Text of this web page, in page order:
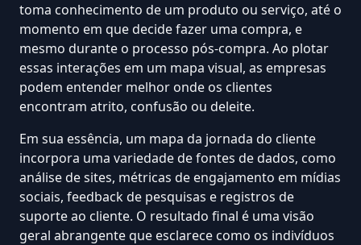
toma conhecimento de um produto ou serviço, até o
momento em que decide fazer uma compra, e
mesmo durante o processo pós-compra. Ao plotar
essas interações em um mapa visual, as empresas
podem entender melhor onde os clientes
encontram atrito, confusão ou deleite.
Em sua essência, um mapa da jornada do cliente
incorpora uma variedade de fontes de dados, como
análise de sites, métricas de engajamento em mídias
sociais, feedback de pesquisas e registros de
suporte ao cliente. O resultado final é uma visão
geral abrangente que esclarece como os indivíduos